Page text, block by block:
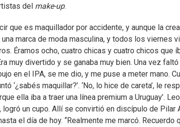
del make-up.
que es maquillador por accidente, y aunque la
marca de moda masculina, y todos los viernes
Éramos ocho, cuatro chicas y cuatro chicos que
muy divertido y se ganaba muy bien. Una vez
en el IPA, se me dio, y me puse a meter mano.
‘¿sabés maquillar?’. ‘No, lo hice de careta’, le
ella iba a traer una línea premium a Uruguay’.
logró un cupo. Allí se convirtió en discípulo de Pilar
el día de hoy. “Realmente me marcó. Recuerdo